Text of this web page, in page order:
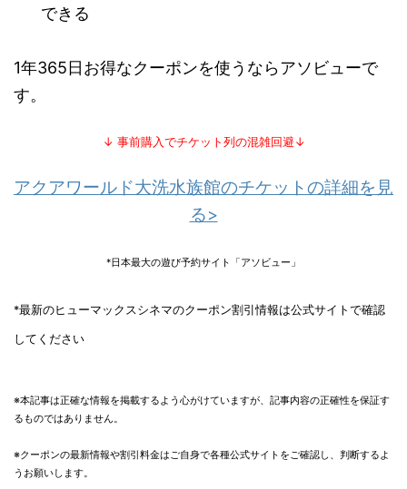
できる
1年365日お得なクーポンを使うならアソビューで
す。
↓ 事前購入でチケット列の混雑回避↓
アクアワールド大洗水族館のチケットの詳細を見
る>
*日本最大の遊び予約サイト「アソビュー」
*最新のヒューマックスシネマのクーポン割引情報は公式サイトで確認
してください
※本記事は正確な情報を掲載するよう心がけていますが、記事内容の正確性を保証す
るものではありません。
※クーポンの最新情報や割引料金はご自身で各種公式サイトをご確認し、判断するよ
うお願いします。